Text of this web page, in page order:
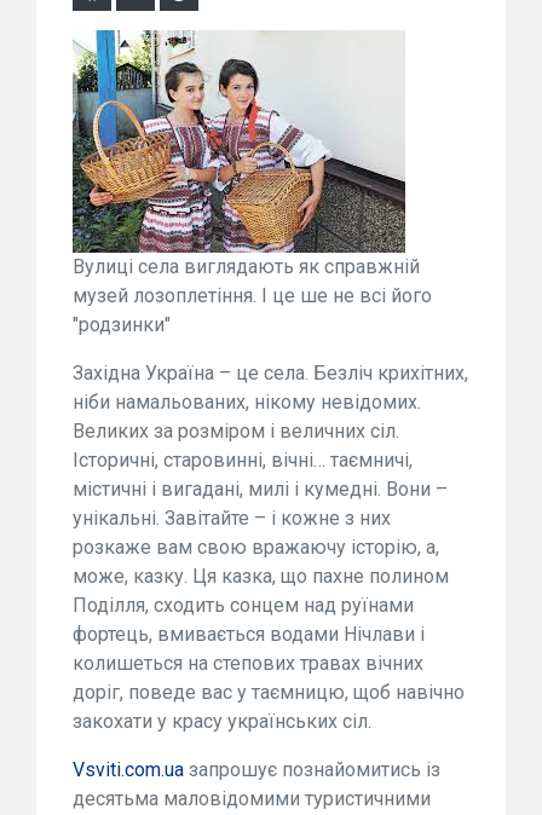
Вулиці села виглядають як справжній
музей лозоплетіння. І це ше не всі його
"родзинки"
Західна Україна – це села. Безліч крихітних,
ніби намальованих, нікому невідомих.
Великих за розміром і величних сіл.
Історичні, старовинні, вічні… таємничі,
містичні і вигадані, милі і кумедні. Вони –
унікальні. Завітайте – і кожне з них
розкаже вам свою вражаючу історію, а,
може, казку. Ця казка, що пахне полином
Поділля, сходить сонцем над руїнами
фортець, вмивається водами Нічлави і
колишеться на степових травах вічних
доріг, поведе вас у таємницю, щоб навічно
закохати у красу українських сіл.
Vsviti.com.uа запрошує познайомитись із
десятьма маловідомими туристичними